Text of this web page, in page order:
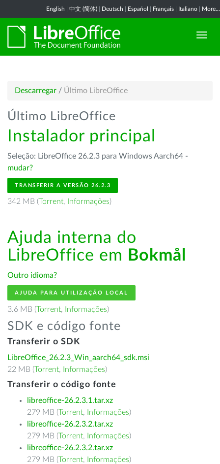
English 中文 (简体) Deutsch Español Français Italiano More...
Descarregar / Último LibreOffice
Último LibreOffice
Instalador principal
Seleção: LibreOffice 26.2.3 para Windows Aarch64 -
mudar?
TRANSFERIR A VERSÃO 26.2.3
342 MB (Torrent, Informações)
Ajuda interna do
LibreOffice em Bokmål
Outro idioma?
AJUDA PARA UTILIZAÇÃO LOCAL
3.6 MB (Torrent, Informações)
SDK e código fonte
Transferir o SDK
LibreOffice_26.2.3_Win_aarch64_sdk.msi
22 MB (Torrent, Informações)
Transferir o código fonte
libreoffice-26.2.3.1.tar.xz
279 MB (Torrent, Informações)
libreoffice-26.2.3.2.tar.xz
279 MB (Torrent, Informações)
libreoffice-26.2.3.2.tar.xz
279 MB (Torrent, Informações)